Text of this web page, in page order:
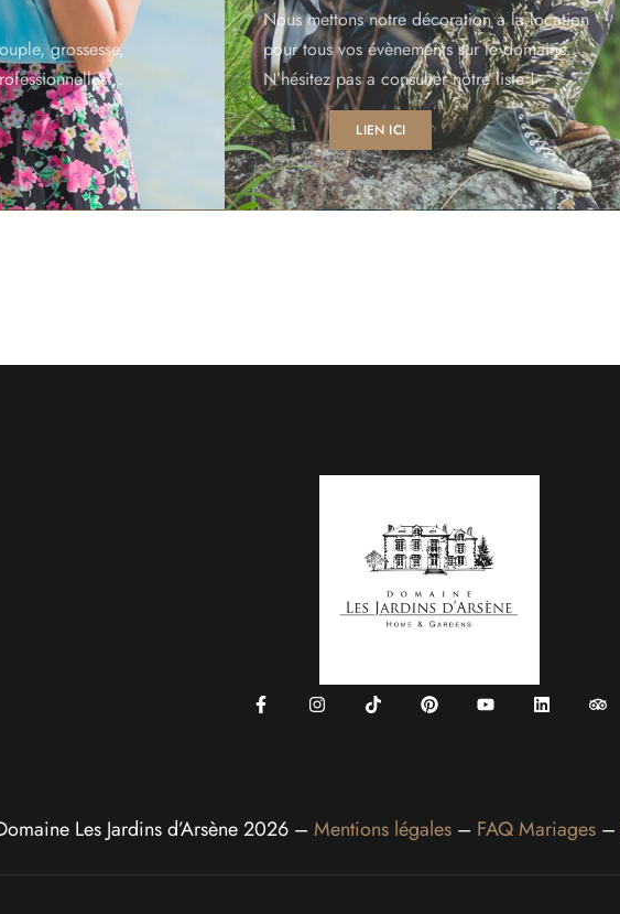
grossesse,
Nous mettons notre décoration a la location
pour tous vos évènements sur le domaine.
N’hésitez pas a consulter notre liste !
LIEN ICI
Les Jardins d’Arsène 2026 – Mentions légales– FAQ Mariages–